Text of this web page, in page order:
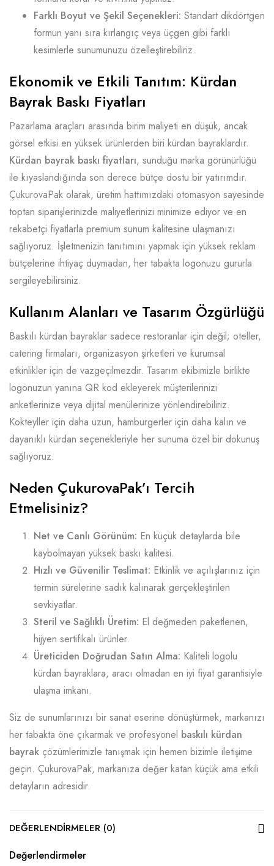
Farklı Boyut ve Şekil Seçenekleri: Standart dikdörtgen
formun yanı sıra kırlangıç veya üçgen gibi farklı
kesimlerle sunumunuzu özelleştirebiliriz.
Ekonomik ve Etkili Tanıtım: Kürdan
Bayrak Baskı Fiyatları
Pazarlama araçları arasında birim maliyeti en düşük, ancak
görsel etkisi en yüksek ürünlerden biri kürdan bayraklardır.
Kürdan bayrak baskı fiyatları, sunduğu marka görünürlüğü
ile kıyaslandığında son derece bütçe dostu bir yatırımdır.
ÇukurovaPak olarak, üretim hattımızdaki otomasyon sayesinde
toptan siparişlerinizde maliyetlerinizi minimize ediyor ve en
rekabetçi fiyatlarla premium sunum kalitesine ulaşmanızı
sağlıyoruz. İşletmenizin tanıtımını yapmak için yüksek reklam
bütçelerine ihtiyaç duymadan, her tabakta logonuzu gururla
sergileyebilirsiniz.
Kullanım Alanları ve Tasarım Özgürlüğü
Baskılı kürdan bayraklar sadece restoranlar için değil; oteller,
catering firmaları, organizasyon şirketleri ve kurumsal
etkinlikler için de vazgeçilmezdir. Tasarım ekibimizle birlikte
logonuzun yanına QR kod ekleyerek müşterilerinizi
anketlerinize veya dijital menülerinize yönlendirebiliriz.
Kokteyller için daha uzun, hamburgerler için daha kalın ve
dayanıklı kürdan seçenekleriyle her sunuma özel bir dokunuş
sağlıyoruz.
Neden ÇukurovaPak’ı Tercih
Etmelisiniz?
Net ve Canlı Görünüm: En küçük detaylarda bile
kaybolmayan yüksek baskı kalitesi.
Hızlı ve Güvenilir Teslimat: Etkinlik ve açılışlarınız için
termin sürelerine sadık kalınarak gerçekleştirilen
sevkiyatlar.
Steril ve Sağlıklı Üretim: El değmeden paketlenen,
hijyen sertifikalı ürünler.
Üreticiden Doğrudan Satın Alma: Kaliteli logolu
kürdan bayraklara, aracı olmadan en iyi fiyat garantisiyle
ulaşma imkanı.
Siz de sunumlarınızı bir sanat eserine dönüştürmek, markanızı
her tabakta öne çıkarmak ve profesyonel baskılı kürdan
bayrak çözümlerimizle tanışmak için hemen bizimle iletişime
geçin. ÇukurovaPak, markanıza değer katan küçük ama etkili
detayların adresidir.
DEĞERLENDIRMELER (0)
Değerlendirmeler